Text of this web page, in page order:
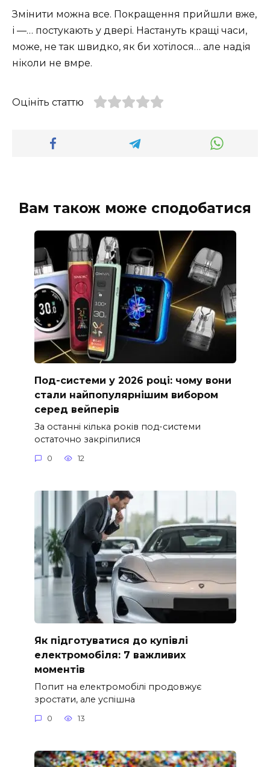
Змінити можна все. Покращення прийшли вже,
і —… постукають у двері. Настануть кращі часи,
може, не так швидко, як би хотілося… але надія
ніколи не вмре.
Оцініть статтю
Вам також може сподобатися
Под-системи у 2026 році: чому вони
стали найпопулярнішим вибором
серед вейперів
За останні кілька років под-системи
остаточно закріпилися
0 12
Як підготуватися до купівлі
електромобіля: 7 важливих
моментів
Попит на електромобілі продовжує
зростати, але успішна
0 13